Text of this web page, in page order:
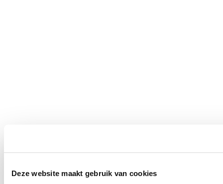
Deze website maakt gebruik van cookies